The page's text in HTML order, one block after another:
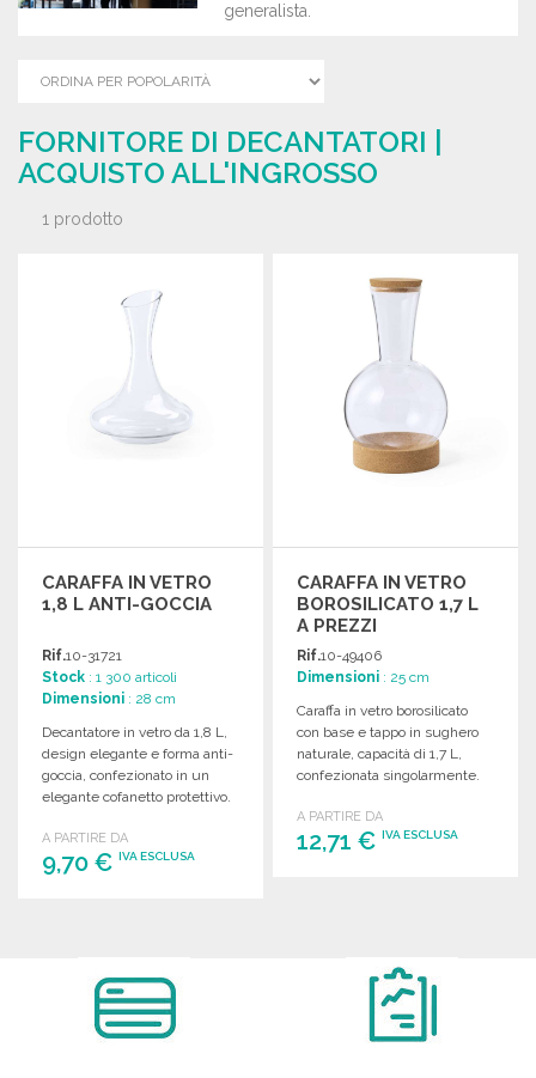
generalista.
FORNITORE DI DECANTATORI |
ACQUISTO ALL'INGROSSO
1 prodotto
CARAFFA IN VETRO
1,8 L ANTI-GOCCIA
Rif.10-31721
Stock : 1 300 articoli
Dimensioni : 28 cm
Decantatore in vetro da 1,8 L,
design elegante e forma anti-
goccia, confezionato in un
elegante cofanetto protettivo.
A PARTIRE DA
9,70 € IVA ESCLUSA
CARAFFA IN VETRO
BOROSILICATO 1,7 L
A PREZZI
ALL'INGROSSO
Rif.10-49406
Dimensioni : 25 cm
Caraffa in vetro borosilicato
con base e tappo in sughero
naturale, capacità di 1,7 L,
confezionata singolarmente.
A PARTIRE DA
12,71 €IVA ESCLUSA